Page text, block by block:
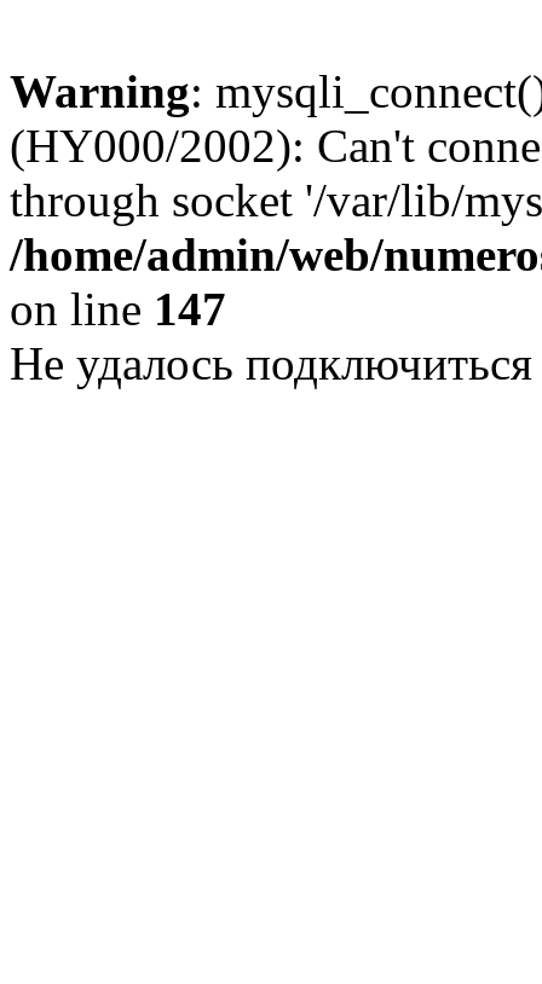
Warning:
(HY000/2002): Can't
through socket '/var/lib/
/home/admin/web/
on line 147
Не удалось